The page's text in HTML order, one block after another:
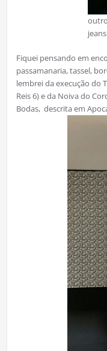
Fiquei pensando em
passamanaria, tassel,
lembrei da execução do
Reis 6) e da Noiva do
Bodas, descrita em